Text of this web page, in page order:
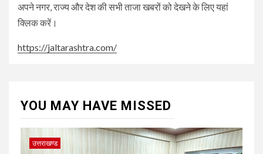
अपने नगर, राज्य और देश की सभी ताजा खबरों को देखने के लिए यहां
क्लिक करें।
https://jaltarashtra.com/
YOU MAY HAVE MISSED
उत्तराखण्ड